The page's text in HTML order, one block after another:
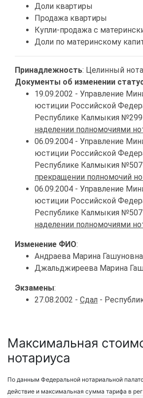
Доли квартиры
Продажа квартиры
Купли-продажа с
Доли по материнскому
Принадлежность: Целинный
Документы об изменении
19.09.2002 - Управление
юстиции Российской
Республике Калмыкия
наделении полномочиями
06.09.2004 - Управление
юстиции Российской
Республике Калмыкия
прекращении полномочий
06.09.2004 - Управление
юстиции Российской
Республике Калмыкия
наделении полномочиями
Изменение ФИО:
Андраева Марина Гашуновна
Джальджиреева Марина
Экзамены:
27.08.2002 - Сдал -
Максимальная
нотариуса
По данным Федеральной нотариальной
действие и максимальная сумма тарифа в